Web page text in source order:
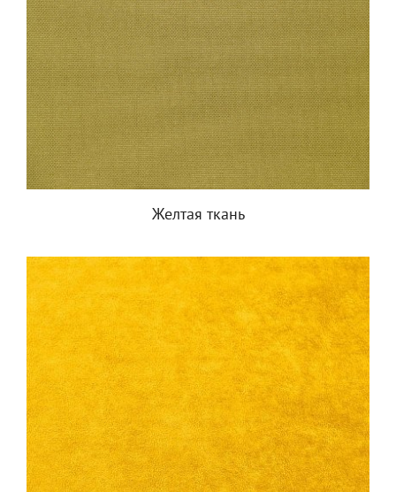
Желтая ткань